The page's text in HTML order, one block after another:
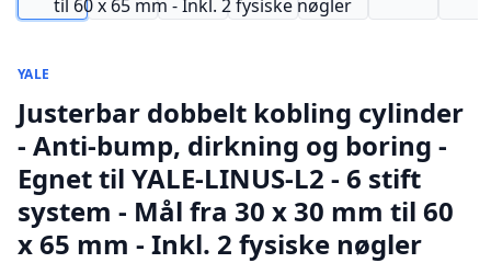
YALE
Justerbar dobbelt kobling cylinder
- Anti-bump, dirkning og boring -
Egnet til YALE-LINUS-L2 - 6 stift
system - Mål fra 30 x 30 mm til 60
x 65 mm - Inkl. 2 fysiske nøgler